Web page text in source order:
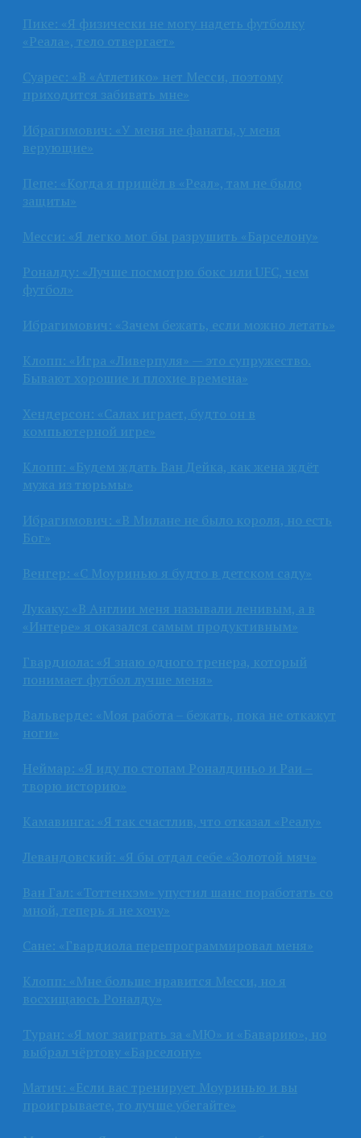
Пике: «Я физически не могу надеть футболку
«Реала», тело отвергает»
Суарес: «В «Атлетико» нет Месси, поэтому
приходится забивать мне»
Ибрагимович: «У меня не фанаты, у меня
верующие»
Пепе: «Когда я пришёл в «Реал», там не было
защиты»
Месси: «Я легко мог бы разрушить «Барселону»
Роналду: «Лучше посмотрю бокс или UFC, чем
футбол»
Ибрагимович: «Зачем бежать, если можно летать»
Клопп: «Игра «Ливерпуля» — это супружество.
Бывают хорошие и плохие времена»
Хендерсон: «Салах играет, будто он в
компьютерной игре»
Клопп: «Будем ждать Ван Дейка, как жена ждёт
мужа из тюрьмы»
Ибрагимович: «В Милане не было короля, но есть
Бог»
Венгер: «С Моуринью я будто в детском саду»
Лукаку: «В Англии меня называли ленивым, а в
«Интере» я оказался самым продуктивным»
Гвардиола: «Я знаю одного тренера, который
понимает футбол лучше меня»
Вальверде: «Моя работа – бежать, пока не откажут
ноги»
Неймар: «Я иду по стопам Роналдиньо и Раи –
творю историю»
Камавинга: «Я так счастлив, что отказал «Реалу»
Левандовский: «Я бы отдал себе «Золотой мяч»
Ван Гал: «Тоттенхэм» упустил шанс поработать со
мной, теперь я не хочу»
Сане: «Гвардиола перепрограммировал меня»
Клопп: «Мне больше нравится Месси, но я
восхищаюсь Роналду»
Туран: «Я мог заиграть за «МЮ» и «Баварию», но
выбрал чёртову «Барселону»
Матич: «Если вас тренирует Моуринью и вы
проигрываете, то лучше убегайте»